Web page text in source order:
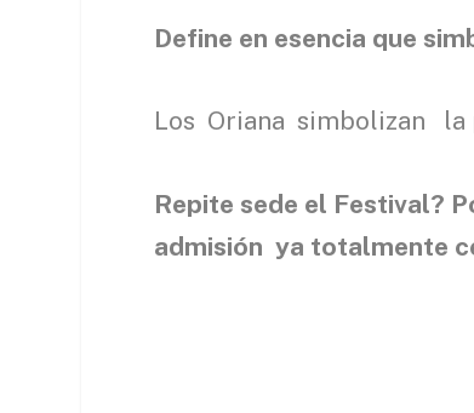
Define en esencia que
Los Oriana simbolizan la
Repite sede el Festival?
admisión ya totalmente